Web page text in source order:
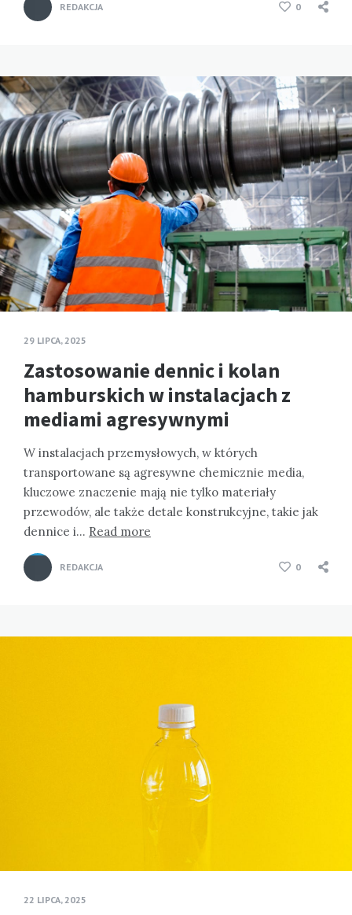
REDAKCJA 0
29 LIPCA, 2025
Zastosowanie dennic i kolan
hamburskich w instalacjach z
mediami agresywnymi
W instalacjach przemysłowych, w których
transportowane są agresywne chemicznie media,
kluczowe znaczenie mają nie tylko materiały
przewodów, ale także detale konstrukcyjne, takie jak
dennice i… Read more
REDAKCJA 0
22 LIPCA, 2025